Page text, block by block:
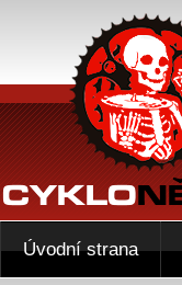
Úvodní strana